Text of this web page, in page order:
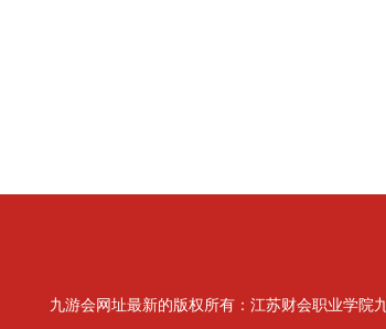
九游会网址最新的版权所有：江苏财会职业学院